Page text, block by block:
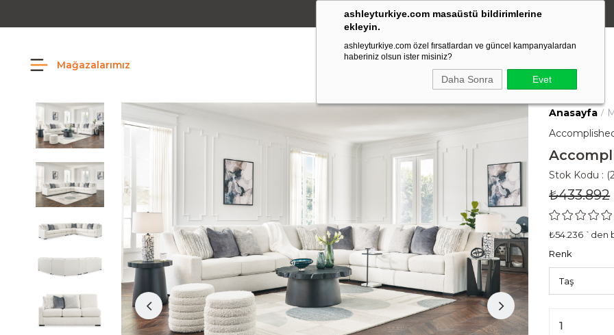
ashleyturkiye.com masaüstü bildirimlerine
ekleyin.
ashleyturkiye.com özel fırsatlardan ve güncel kampanyalardan
haberiniz olsun ister misiniz?
Daha Sonra Evet
Amerikan Stili Ergonomik Tasarım
Mağazalarımız
Anasayfa
Stok Kodu
₺433.892
₺54.236 `den
Renk